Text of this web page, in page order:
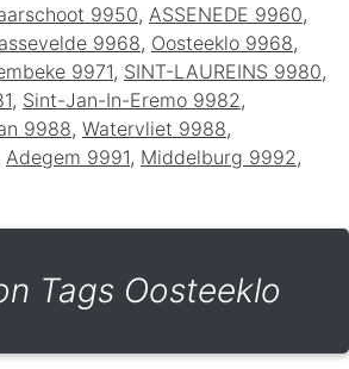
9950, ASSENEDE 9960,
9968, Oosteeklo 9968,
9971, SINT-LAUREINS 9980,
, Sint-Jan-In-Eremo 9982 ,
9988, Watervliet 9988,
Adegem 9991, Middelburg 9992 ,
Tags Oosteeklo